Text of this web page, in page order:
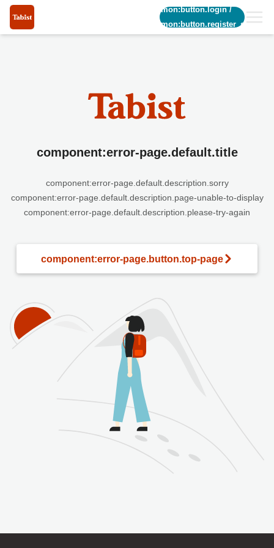
common:button.login/
common:button.register_short
component:error-page.default.title
component:error-page.default.description.sorry
component:error-page.default.description.page-unable-to-display
component:error-page.default.description.please-try-again
component:error-page.button.top-page